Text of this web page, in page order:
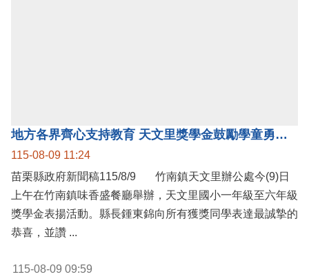
地方各界齊心支持教育 天文里獎學金鼓勵學童勇敢追夢
115-08-09 11:24
苗栗縣政府新聞稿115/8/9 竹南鎮天文里辦公處今(9)日
上午在竹南鎮味香盛餐廳舉辦，天文里國小一年級至六年級
獎學金表揚活動。縣長鍾東錦向所有獲獎同學表達最誠摯的
恭喜，並讚 ...
115-08-09 09:59